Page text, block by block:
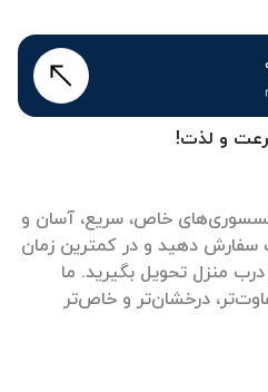
و لذت!
خاص، سریع، آسان و
دهید و در کمترین زمان
منزل تحویل بگیرید. ما
درخشان‌تر و خاص‌تر